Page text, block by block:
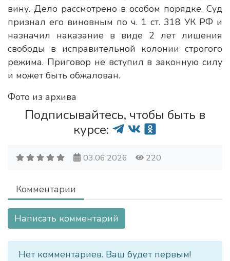
вину. Дело рассмотрено в особом порядке. Суд
признал его виновным по ч. 1 ст. 318 УК РФ и
назначил наказание в виде 2 лет лишения
свободы в исправительной колонии строгого
режима. Приговор не вступил в законную силу
и может быть обжалован.
Фото из архива
Подписывайтесь, чтобы быть в
курсе:
03.06.2026 220
Комментарии
Написать комментарий
Нет комментариев. Ваш будет первым!